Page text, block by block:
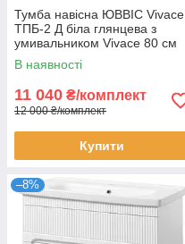
Тумба навісна ЮВВІС Vivace
ТПБ-2 Д біла глянцева з
умивальником Vivace 80 см
В наявності
11 040 ₴/комплект
12 000 ₴/комплект
Купити
–8%